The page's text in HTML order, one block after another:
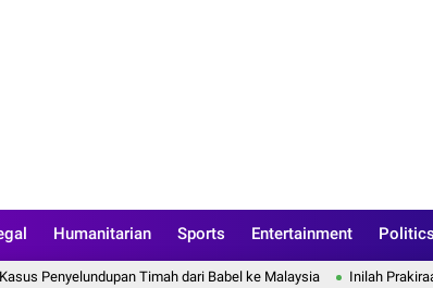
Humanitarian Sports Entertainment Politics
Penyelundupan Timah dari Babel ke Malaysia Inilah Prakiraan